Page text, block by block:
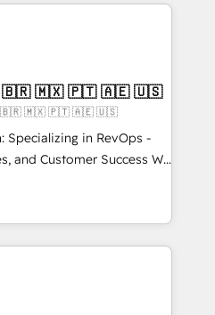
25,000+ customers so
✔️Bespoke apps &
on-demand bundle services. Connect with us today!
4RevOps | Mkt4edu 🇧🇷 🇲🇽 🇵🇹 🇦🇪 🇺🇸
🇧🇷 🇲🇽 🇵🇹 🇦🇪 🇺🇸
Specializing in RevOps -
Customer Success We
growth for companies
tailored marketing, sales,
utilizing RevOps
largest HubSpot